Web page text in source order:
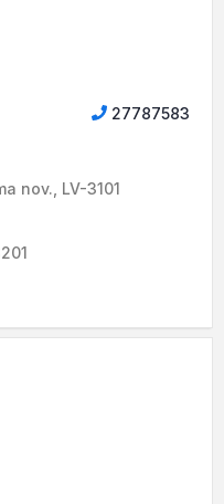
27787583
nov., LV-3101